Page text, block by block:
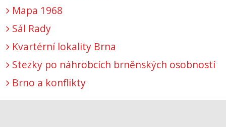
Mapa 1968
Sál Rady
Kvartérní lokality Brna
Stezky po náhrobcích brněnských osobností
Brno a konflikty